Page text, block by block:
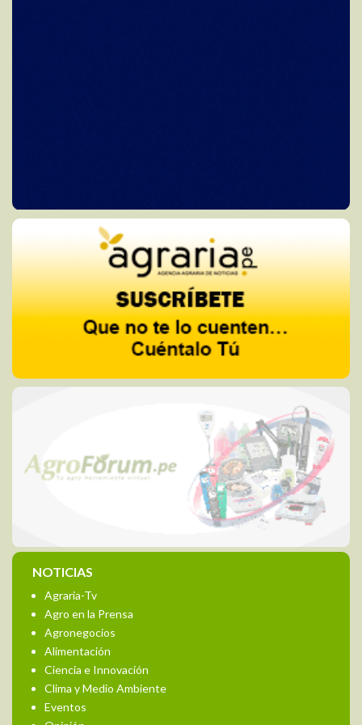
NOTICIAS
Agraria-Tv
Agro en la Prensa
Agronegocios
Alimentación
Ciencia e Innovación
Clima y Medio Ambiente
Eventos